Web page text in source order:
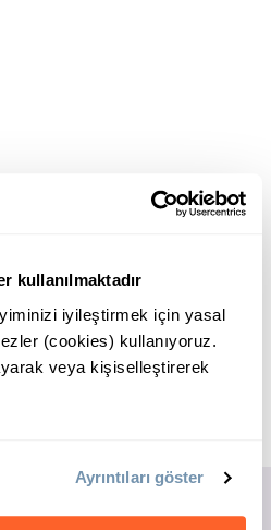
kullanılmaktadır
iyileştirmek için yasal
(cookies) kullanıyoruz.
veya kişiselleştirerek
Ayrıntıları göster